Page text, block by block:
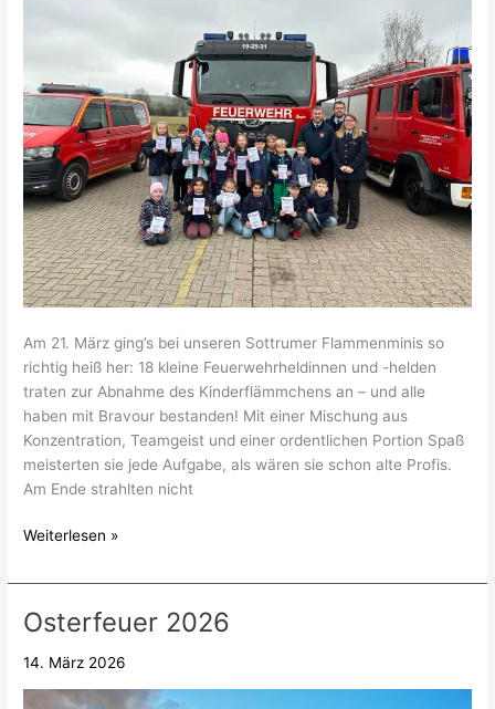
Am 21. März ging’s bei unseren Sottrumer Flammenminis so
richtig heiß her: 18 kleine Feuerwehrheldinnen und -helden
traten zur Abnahme des Kinderflämmchens an – und alle
haben mit Bravour bestanden! Mit einer Mischung aus
Konzentration, Teamgeist und einer ordentlichen Portion Spaß
meisterten sie jede Aufgabe, als wären sie schon alte Profis.
Am Ende strahlten nicht
Weiterlesen »
Osterfeuer 2026
14. März 2026
Osterfeuer